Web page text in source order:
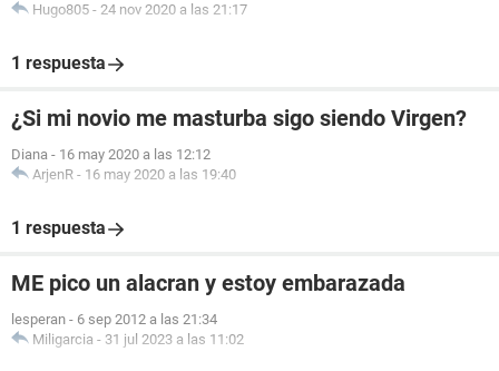
Hugo805 - 24 nov 2020 a las 21:17
1 respuesta
¿Si mi novio me masturba sigo siendo Virgen?
Diana - 16 may 2020 a las 12:12
ArjenR - 16 may 2020 a las 19:40
1 respuesta
ME pico un alacran y estoy embarazada
lesperan - 6 sep 2012 a las 21:34
Miligarcia - 31 jul 2023 a las 11:02